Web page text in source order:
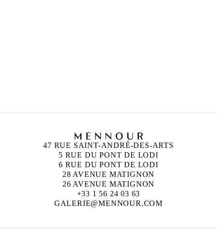
47 RUE SAINT-ANDRÉ-DES-ARTS
5 RUE DU PONT DE LODI
6 RUE DU PONT DE LODI
28 AVENUE MATIGNON
26 AVENUE MATIGNON
+33 1 56 24 03 63
GALERIE@MENNOUR.COM